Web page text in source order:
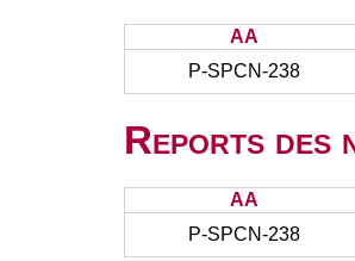
AA
P-SPCN-238
Reports des
AA
P-SPCN-238